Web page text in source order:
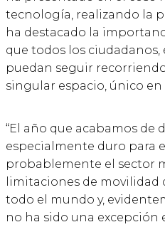
tecnología, realizando la
ha destacado la
que todos los ciudadanos,
puedan seguir
singular espacio, único en
“El año que acabamos de
especialmente duro para
probablemente el sector
limitaciones de movilidad
todo el mundo y,
no ha sido una excepción